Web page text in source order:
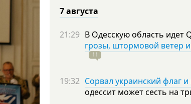
7 августа
21:29 В Одесскую область идет
грозы, штормовой ветер
11
19:32 Сорвал украинский флаг
одессит может сесть на